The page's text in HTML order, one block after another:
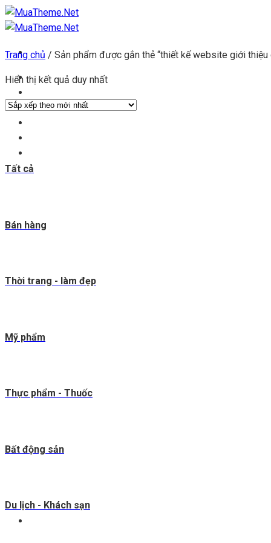
Chuyển
đến
dung
Trang chủ
Kho plugin
Trang chủ / Sản phẩm được gắn thẻ “thiết kế website giới thiệu
Hiển thị kết quả duy nhất
Tất cả
Bán hàng
Thời trang - làm đẹp
Mỹ phẩm
Thực phẩm - Thuốc
Bất động sản
Du lịch - Khách sạn